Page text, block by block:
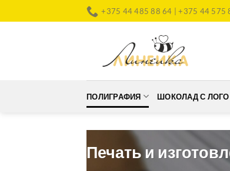
to
+375 44 485 88 64 | +375 44 575
ПОЛИГРАФИЯ ШОКОЛАД С ЛОГО
Печать и